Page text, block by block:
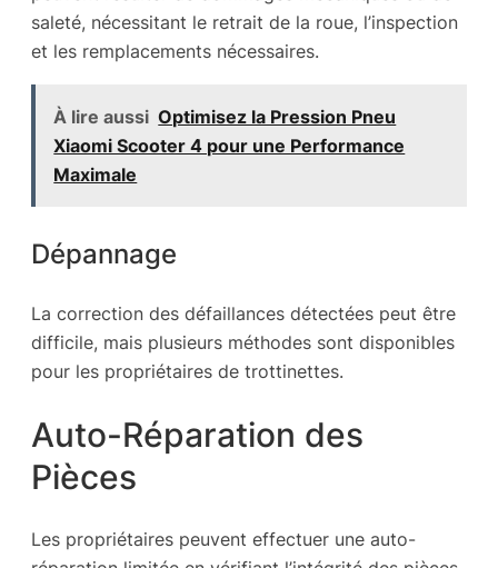
saleté, nécessitant le retrait de la roue, l’inspection
et les remplacements nécessaires.
À lire aussi Optimisez la Pression Pneu
Xiaomi Scooter 4 pour une Performance
Maximale
Dépannage
La correction des défaillances détectées peut être
difficile, mais plusieurs méthodes sont disponibles
pour les propriétaires de trottinettes.
Auto-Réparation des
Pièces
Les propriétaires peuvent effectuer une auto-